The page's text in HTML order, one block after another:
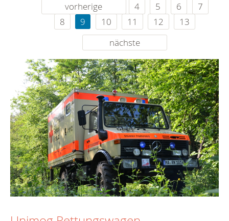
vorherige 4 5 6
7
8
9 10 11 12
13
nächste